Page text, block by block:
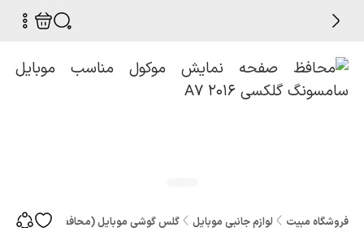
فروشگاه مبیت لوازم جانبی موبایل گلس گوشی موبایل (محافظ صفحه